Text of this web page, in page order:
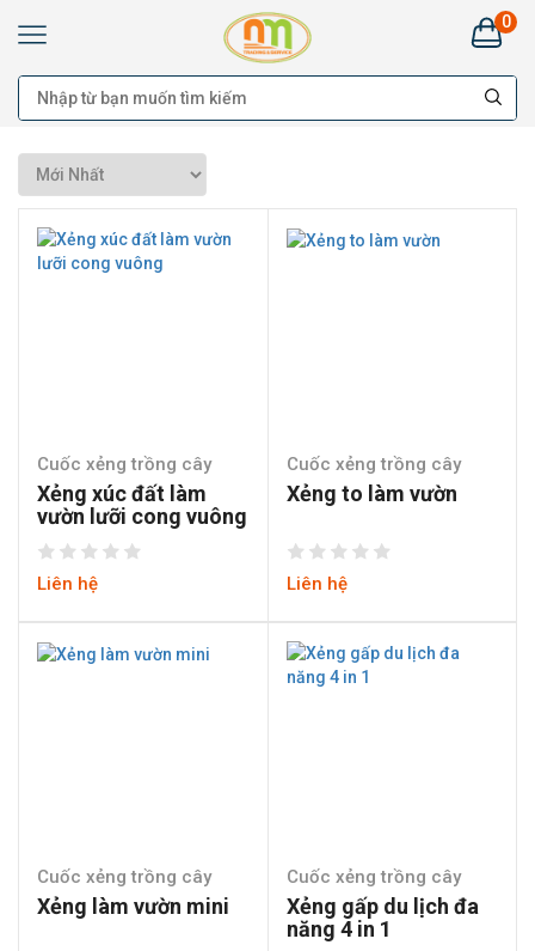
Kim
Khí
Nhật
Minh
buôn
Đại
lý
Cung
cấp
0
Cuốc xẻng trồng cây
Xẻng xúc đất làm
vườn lưỡi cong vuông
Liên hệ
Cuốc xẻng trồng cây
Xẻng to làm vườn
Liên hệ
Cuốc xẻng trồng cây
Xẻng làm vườn mini
Cuốc xẻng trồng cây
Xẻng gấp du lịch đa
năng 4 in 1